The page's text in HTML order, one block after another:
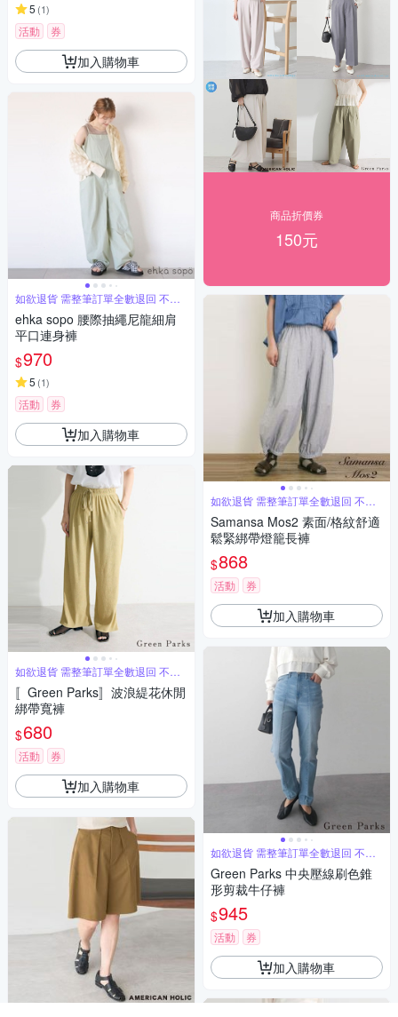
5 (1)
活動 券
加入購物車
如欲退貨 需整筆訂單全數退回 不能
單退
ehka sopo 腰際抽繩尼龍細肩
平口連身褲
$970
5 (1)
活動 券
加入購物車
如欲退貨 需整筆訂單全數退回 不能
單退
〚Green Parks〛波浪緹花休閒
綁帶寬褲
$680
活動 券
加入購物車
商品折價券
150元
如欲退貨 需整筆訂單全數退回 不能
單退
Samansa Mos2 素面/格紋舒適
鬆緊綁帶燈籠長褲
$868
活動 券
加入購物車
如欲退貨 需整筆訂單全數退回 不能
單退
Green Parks 中央壓線刷色錐
形剪裁牛仔褲
$945
活動 券
加入購物車